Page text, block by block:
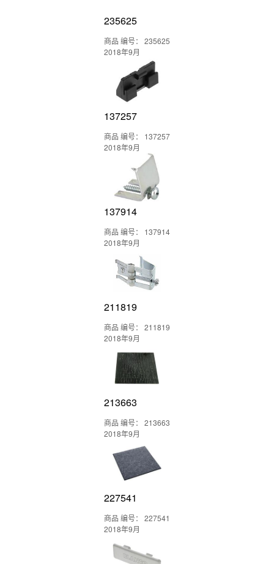
235625
商品 编号： 235625
2018年9月
137257
商品 编号： 137257
2018年9月
137914
商品 编号： 137914
2018年9月
211819
商品 编号： 211819
2018年9月
213663
商品 编号： 213663
2018年9月
227541
商品 编号： 227541
2018年9月